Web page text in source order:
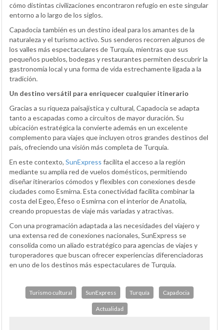
cómo distintas civilizaciones encontraron refugio en este singular
entorno a lo largo de los siglos.
Capadocia también es un destino ideal para los amantes de la
naturaleza y el turismo activo. Sus senderos recorren algunos de
los valles más espectaculares de Turquía, mientras que sus
pequeños pueblos, bodegas y restaurantes permiten descubrir la
gastronomía local y una forma de vida estrechamente ligada a la
tradición.
Un destino versátil para enriquecer cualquier itinerario
Gracias a su riqueza paisajística y cultural, Capadocia se adapta
tanto a escapadas como a circuitos de mayor duración. Su
ubicación estratégica la convierte además en un excelente
complemento para viajes que incluyen otros grandes destinos del
país, ofreciendo una visión más completa de Turquía.
En este contexto, SunExpress facilita el acceso a la región
mediante su amplia red de vuelos domésticos, permitiendo
diseñar itinerarios cómodos y flexibles con conexiones desde
ciudades como Esmirna. Esta conectividad facilita combinar la
costa del Egeo, Éfeso o Esmirna con el interior de Anatolia,
creando propuestas de viaje más variadas y atractivas.
Con una programación adaptada a las necesidades del viajero y
una extensa red de conexiones nacionales, SunExpress se
consolida como un aliado estratégico para agencias de viajes y
turoperadores que buscan ofrecer experiencias diferenciadoras
en uno de los destinos más espectaculares de Turquía.
Turismo cultural SunExpress Turquía Capadocia
Actualidad